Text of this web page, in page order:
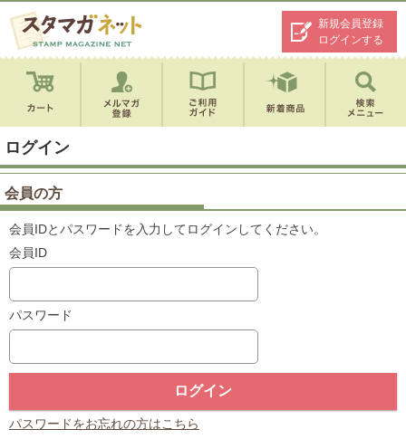
新規会員登録
ログインする
ログイン
会員の方
会員IDとパスワードを入力してログインしてください。
会員ID
パスワード
パスワードをお忘れの方はこちら